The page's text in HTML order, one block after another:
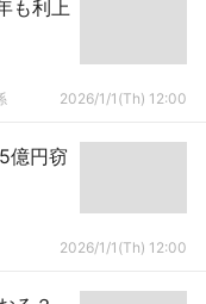
も利上
2026/1/1(Th) 12:00
億円窃
2026/1/1(Th) 12:00